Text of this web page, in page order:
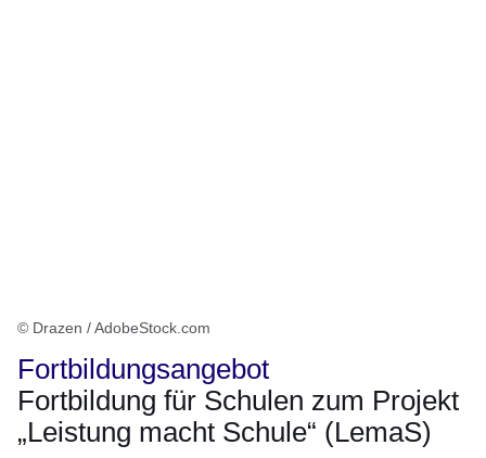
© Drazen / AdobeStock.com
Fortbildungsangebot
Fortbildung für Schulen zum Projekt
„Leistung macht Schule“ (LemaS)